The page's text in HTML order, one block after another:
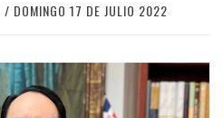
DOMINGO 17 DE JULIO 2022